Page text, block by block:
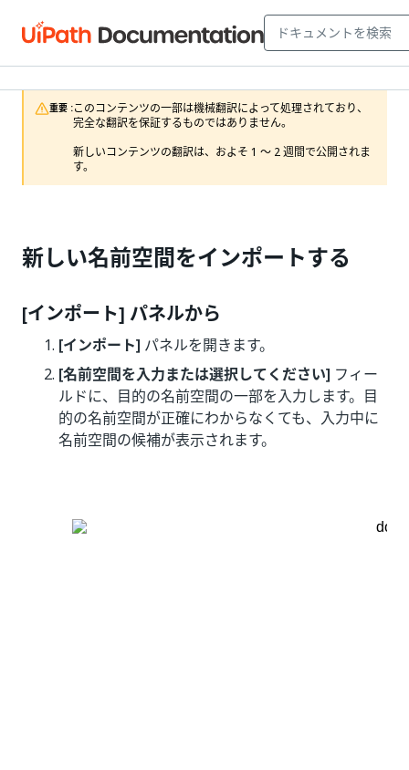
重要 :このコンテンツの一部は機械翻訳によって処理されており、
完全な翻訳を保証するものではありません。
新しいコンテンツの翻訳は、およそ 1 ～ 2 週間で公開されま
す。
新しい名前空間をインポートする
[インポート] パネルから
[インポート] パネルを開きます。
[名前空間を入力または選択してください] フィー
ルドに、目的の名前空間の一部を入力します。目
的の名前空間が正確にわからなくても、入力中に
名前空間の候補が表示されます。